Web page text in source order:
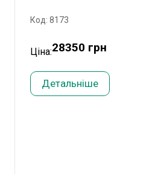
Код: 8173
Ціна:28350 грн
Детальніше